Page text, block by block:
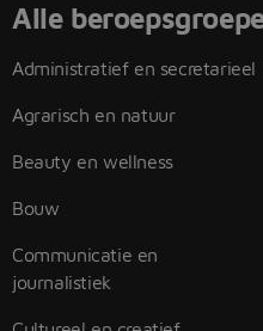
Alle
Administratief en secretarieel
Agrarisch en natuur
Beauty en wellness
Bouw
Communicatie en
journalistiek